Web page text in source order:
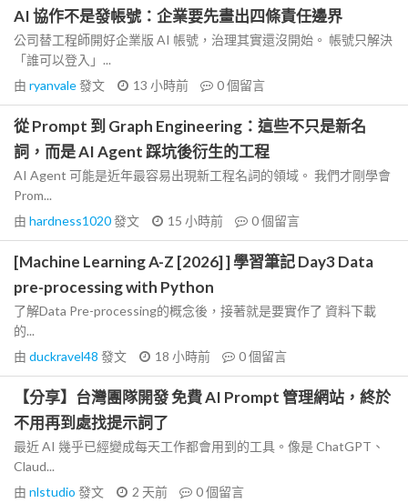
AI 協作不是發帳號：企業要先畫出四條責任邊界
公司替工程師開好企業版 AI 帳號，治理其實還沒開始。 帳號只解決
「誰可以登入」...
由 ryanvale發文 13 小時前 0個留言
從 Prompt 到 Graph Engineering：這些不只是新名
詞，而是 AI Agent 踩坑後衍生的工程
AI Agent 可能是近年最容易出現新工程名詞的領域。 我們才剛學會
Prom...
由 hardness1020發文 15 小時前 0個留言
[Machine Learning A-Z [2026] ] 學習筆記 Day3 Data
pre-processing with Python
了解Data Pre-processing的概念後，接著就是要實作了 資料下載
的...
由 duckravel48 發文 18 小時前 0個留言
【分享】台灣團隊開發 免費 AI Prompt 管理網站，終於
不用再到處找提示詞了
最近 AI 幾乎已經變成每天工作都會用到的工具。像是 ChatGPT、
Claud...
由 nlstudio 發文 2 天前 0個留言